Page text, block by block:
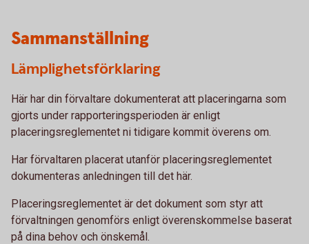
Sammanställning
Lämplighetsförklaring
Här har din förvaltare dokumenterat att placeringarna som
gjorts under rapporteringsperioden är enligt
placeringsreglementet ni tidigare kommit överens om.
Har förvaltaren placerat utanför placeringsreglementet
dokumenteras anledningen till det här.
Placeringsreglementet är det dokument som styr att
förvaltningen genomförs enligt överenskommelse baserat
på dina behov och önskemål.